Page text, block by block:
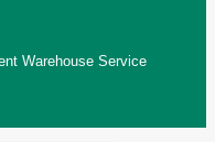
Warehouse Service